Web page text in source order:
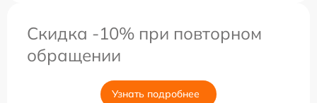
Скидка -10% при повторном
обращении
Узнать подробнее